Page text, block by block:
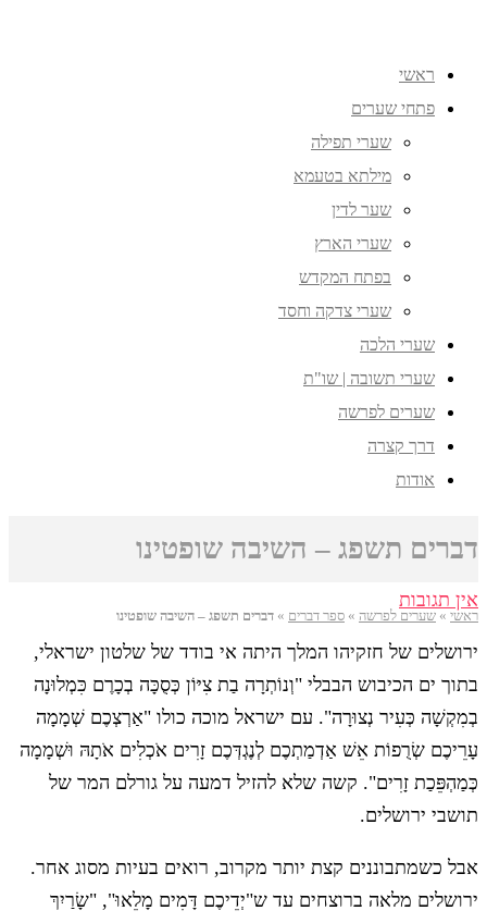
ראשי
פתחי שערים
שערי תפילה
מילתא בטעמא
שער לדין
שערי הארץ
בפתח המקדש
שערי צדקה וחסד
שערי הלכה
שערי תשובה | שו"ת
שערים לפרשה
דרך קצרה
אודות
דברים תשפג – השיבה שופטינו
ראשי » שערים לפרשה » ספר דברים » דברים תשפג – השיבה שופטינו
אין תגובות
ירושלים של חזקיהו המלך היתה אי בודד של שלטון ישראלי,
בתוך ים הכיבוש הבבלי "וְנוֹתְרָה בַת צִיּוֹן כְּסֻכָּה בְכָרֶם כִּמְלוּנָה
בְמִקְשָׁה כְּעִיר נְצוּרָה". עם ישראל מוכה כולו "אַרְצְכֶם שְׁמָמָה
עָרֵיכֶם שְׂרֻפוֹת אֵשׁ אַדְמַתְכֶם לְנֶגְדְּכֶם זָרִים אֹכְלִים אֹתָהּ וּשְׁמָמָה
כְּמַהְפֵּכַת זָרִים". קשה שלא להזיל דמעה על גורלם המר של
תושבי ירושלים.
אבל כשמתבוננים קצת יותר מקרוב, רואים בעיות מסוג אחר.
ירושלים מלאה ברוצחים עד ש"יְדֵיכֶם דָּמִים מָלֵאוּ", "שָׂרַיִךְ